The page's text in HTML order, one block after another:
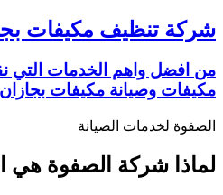
شركة تنظيف مكيفات
من افضل واهم الخدمات التي
مكيفات وصيانة مكيفات بجازان
الصفوة لخدمات الصيانة
لماذا شركة الصفوة هي